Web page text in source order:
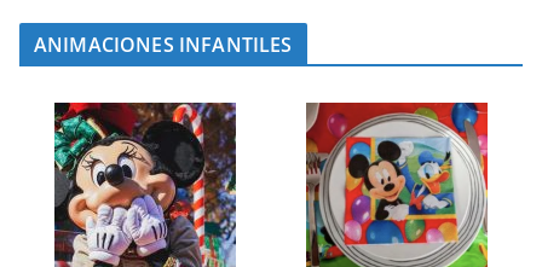
ANIMACIONES INFANTILES